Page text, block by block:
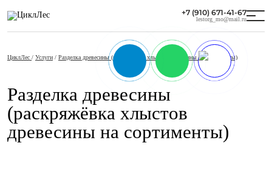
+7 (910) 671-41-67
lestorg_mo@mail.ru
ЦиклЛес / Услуги / Разделка древесины (раскряжёвка хлыстов древесины на сортименты)
Разделка древесины
(раскряжёвка хлыстов
древесины на сортименты)